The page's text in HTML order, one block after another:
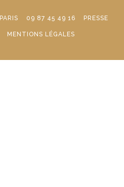
09 87 45 49 16 PRESSE
MENTIONS LÉGALES